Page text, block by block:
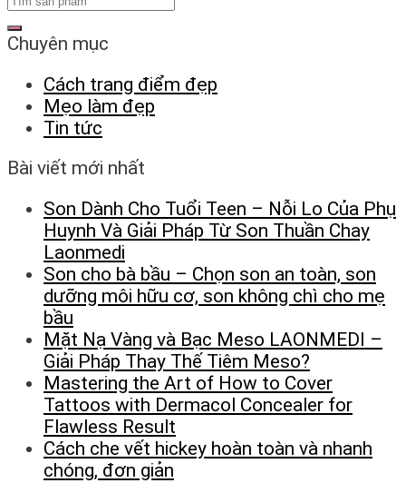
Chuyên mục
Cách trang điểm đẹp
Mẹo làm đẹp
Tin tức
Bài viết mới nhất
Son Dành Cho Tuổi Teen – Nỗi Lo Của Phụ
Huynh Và Giải Pháp Từ Son Thuần Chay
Laonmedi
Son cho bà bầu – Chọn son an toàn, son
dưỡng môi hữu cơ, son không chì cho mẹ
bầu
Mặt Nạ Vàng và Bạc Meso LAONMEDI –
Giải Pháp Thay Thế Tiêm Meso?
Mastering the Art of How to Cover
Tattoos with Dermacol Concealer for
Flawless Result
Cách che vết hickey hoàn toàn và nhanh
chóng, đơn giản